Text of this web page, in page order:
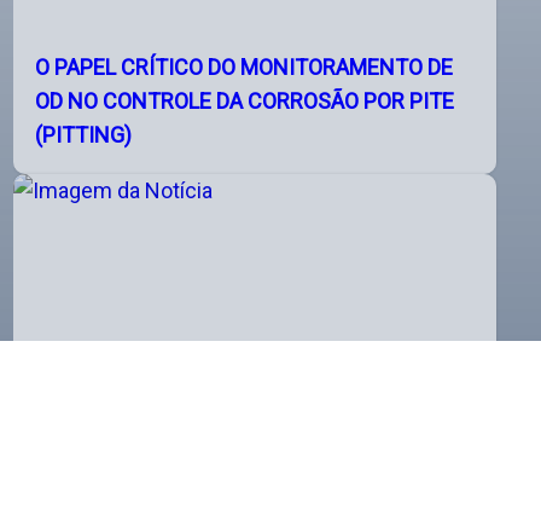
O PAPEL CRÍTICO DO MONITORAMENTO DE
OD NO CONTROLE DA CORROSÃO POR PITE
(PITTING)